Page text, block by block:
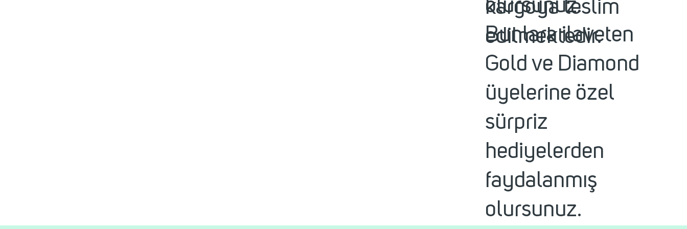
olursunuz.
Bunlara ilaveten
Gold ve Diamond
üyelerine özel
sürpriz
hediyelerden
faydalanmış
olursunuz.
kargoya teslim
edilmektedir.